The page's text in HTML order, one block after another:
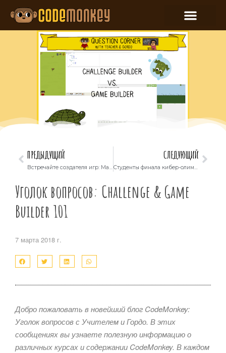
ПРЕДЫДУЩИЙ
Встречайте создателя игр: Мардиан
СЛЕДУЮЩИЙ
Студенты финала кибер-олимпиады в Израиле соревнуются с помощью CodeMonkey
Уголок вопросов: Challenge & Game
Builder 101
7 марта 2018 г.
Добро пожаловать в новейший блог CodeMonkey:
Уголок вопросов с Учителем и Гордо. В этих
сообщениях вы узнаете полезную информацию о
различных курсах и содержании CodeMonkey. В каждом